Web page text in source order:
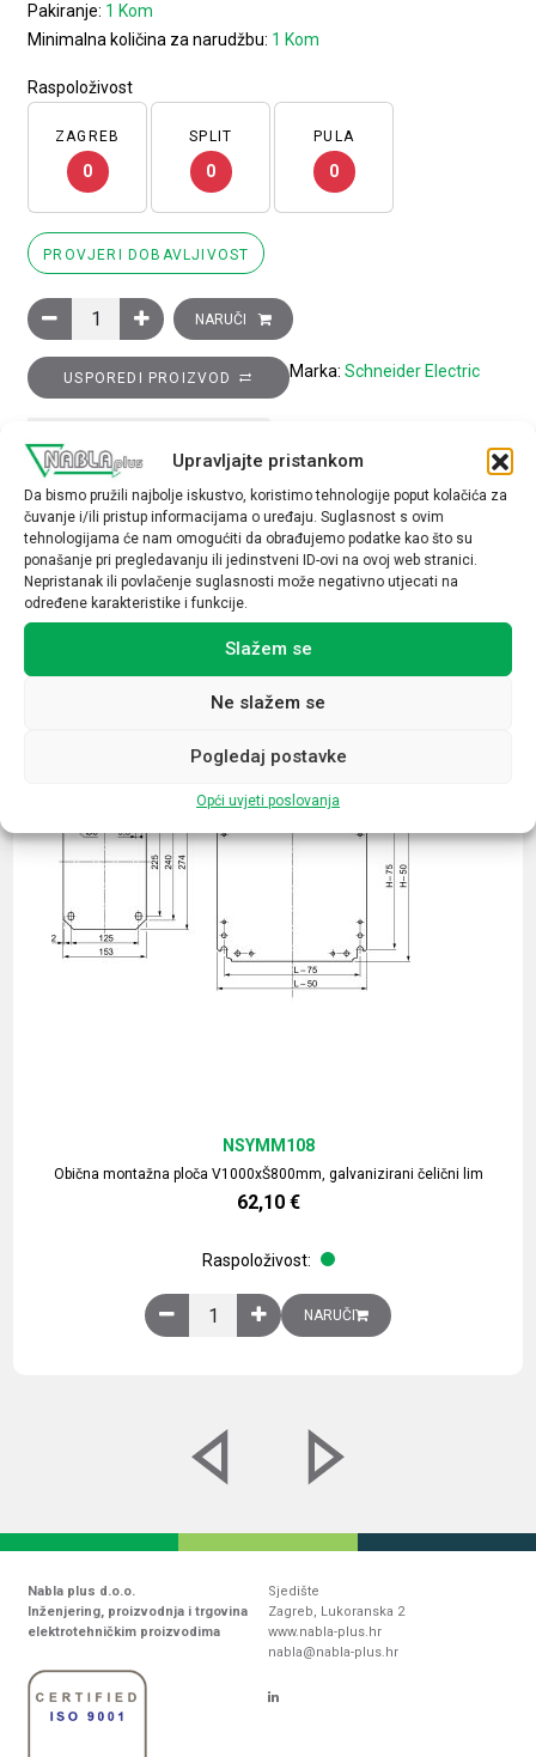
Upravljajte pristankom
Da bismo pružili najbolje iskustvo, koristimo tehnologije poput kolačića za
čuvanje i/ili pristup informacijama o uređaju. Suglasnost s ovim
tehnologijama će nam omogućiti da obrađujemo podatke kao što su
ponašanje pri pregledavanju ili jedinstveni ID-ovi na ovoj web stranici.
Nepristanak ili povlačenje suglasnosti može negativno utjecati na
određene karakteristike i funkcije.
Slažem se
Ne slažem se
Pogledaj postavke
Opći uvjeti poslovanja
Pakiranje: 1 Kom
Minimalna količina za narudžbu: 1 Kom
Raspoloživost
ZAGREB
0
SPLIT
0
PULA
0
PROVJERI DOBAVLJIVOST
Blok pomoćnih kontakata TeSys D - 1R+1M, vijčani priključak
NARUČI
USPOREDI PROIZVOD Marka: Schneider Electric
TEHNIČKE SPECIFIKACIJE
Povezani proizvodi
Obična montažna ploča V1000xŠ800mm, galvanizirani čelični lim
NSYMM108
62,10 €
Raspoloživost:
Obična montažna ploča V1000xŠ800mm,
NARUČI
Nabla plus d.o.o.
Inženjering, proizvodnja i trgovina
elektrotehničkim proizvodima
Sjedište
Zagreb, Lukoranska 2
www.nabla-plus.hr
nabla@nabla-plus.hr